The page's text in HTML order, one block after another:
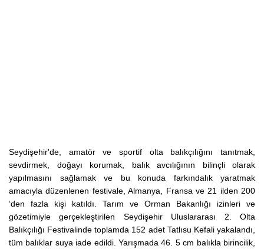
Seydişehir'de, amatör ve sportif olta balıkçılığını tanıtmak,
sevdirmek, doğayı korumak, balık avcılığının bilinçli olarak
yapılmasını sağlamak ve bu konuda farkındalık yaratmak
amacıyla düzenlenen festivale, Almanya, Fransa ve 21 ilden 200
‘den fazla kişi katıldı.
Tarım ve Orman Bakanlığı izinleri ve
gözetimiyle gerçekleştirilen Seydişehir Uluslararası 2. Olta
Balıkçılığı Festivalinde toplamda 152 adet Tatlısu Kefali yakalandı,
tüm balıklar suya iade edildi. Yarışmada 46. 5 cm balıkla birincilik,